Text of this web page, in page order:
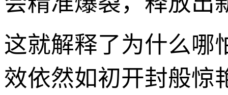
这就解释了为什么哪
效依然如初开封般惊